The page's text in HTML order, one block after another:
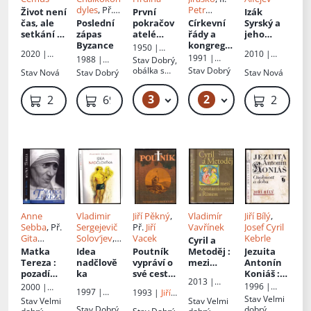
Život není
čas, ale
setkání:
svědectví
o Tomáši
Špidlíkovi
2020 |
ské
nakladatels
tví, s.r.o.
Stav Nová
219 Kč
dyles, Př.
Růžena
Dostálová
Jan
Kalivoda
Poslední
zápas
Byzance
1988 |
Odeon
Stav Dobrý
69 Kč
První
pokračov
atelé
Kosmovi
1950 |
Melantrich
Stav Dobrý,
obálka s
3 59 Kč – 69 Kč
Petr
Chotěbor
Jiří Kopřiva
Církevní
řády a
kongrega
ce v
zemích
1991 |
Fenix
Stav Dobrý
2 89 Kč – 119 Kč
Izák
Syrský a
jeho
odkaz
2010 |
Mervart
Stav Nová
299 Kč
Anne
Sebba, Př.
Gita
Zbavitelov
á
Matka
Tereza :
pozadí
mýtu
2000 |
Knižní klub
StavVelmi
Vladimir
Sergejevič
Solov‘jev,
Př.Alan
Černohous
Idea
nadčlově
ka
1997 |
Jiří Pěkný,
Př. Jiří
Vacek
Poutník
vypráví o
své cestě
1993 | Jiří
Vladimír
Vavřínek
Cyril a
Metoděj:
mezi
nopolí a
Římem
2013 |
StavVelmi
Jiří Bílý,
Josef Cyril
Kebrle
Jezuita
Antonín
Koniáš:
osobnost
a doba
1996 |
Vyšehrad
StavVelmi